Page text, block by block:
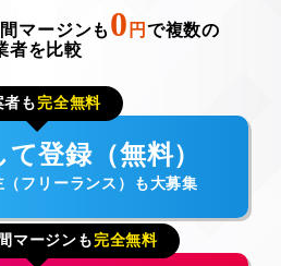
マージンも 0 円 で複数の
者を比較
者も 完全無料
登録（無料）
フリーランス）も大募集
マージンも 完全無料